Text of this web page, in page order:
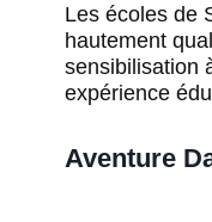
Les écoles de
hautement
sensibilisation
expérience
Aventure